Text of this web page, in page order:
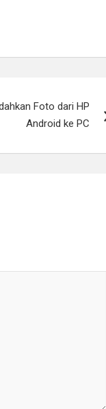
Foto dari HP
Android ke PC